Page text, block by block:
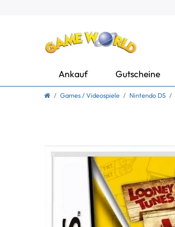
Ankauf Gutscheine
Games / Videospiele Nintendo DS